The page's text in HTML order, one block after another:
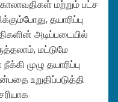
மற்றும் பட்ச
தயாரிப்பு
அடிப்படையில்
மட்டுமே
முழு தயாரிப்பு
உறுதிப்படுத்தி